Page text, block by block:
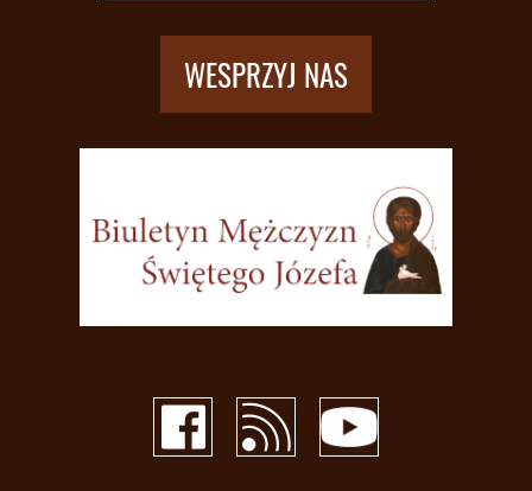
WESPRZYJ NAS